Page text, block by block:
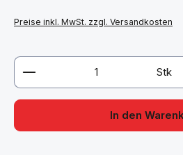
Preise inkl. MwSt. zzgl. Versandkosten
Produkt Anzahl: Gib denStk
In den